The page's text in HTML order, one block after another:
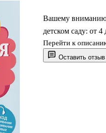
Оставить отзыв
Вашему вниманию
детском саду: от 4
Перейти к